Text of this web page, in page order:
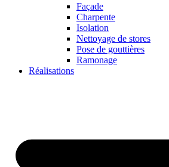
Façade
Charpente
Isolation
Nettoyage de stores
Pose de gouttières
Ramonage
Réalisations